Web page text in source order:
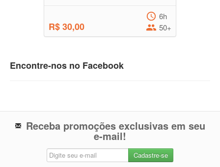
R$ 30,00
6h
50+
Encontre-nos no Facebook
Receba promoções exclusivas em seu
e-mail!